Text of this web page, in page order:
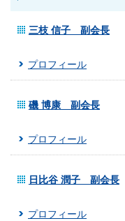
三枝 信子 副会長
プロフィール
磯 博康 副会長
プロフィール
日比谷 潤子 副会長
プロフィール